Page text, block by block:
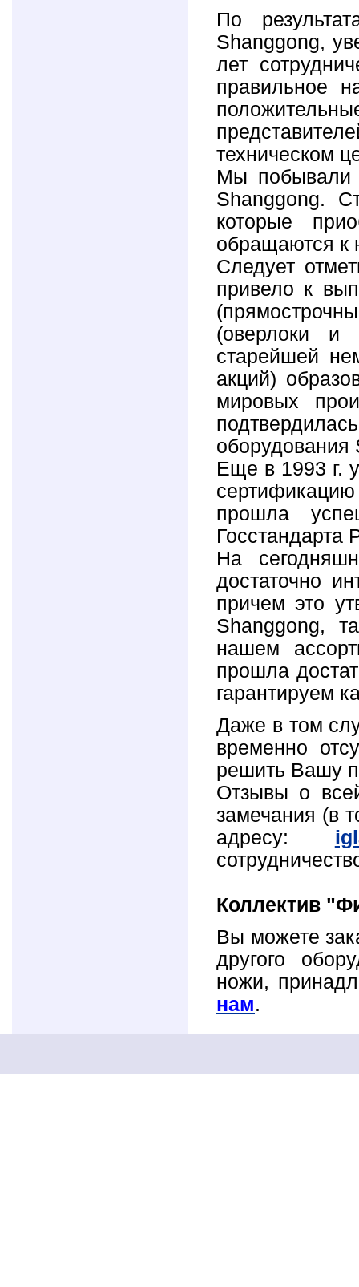
По
Shanggong,
лет
правильное
техническом
Мы побывали
Shanggong.
которые
обращаются к
Следует
привело к
(оверлоки и
старейшей
акций)
мировых
оборудования
Еще в 1993 г.
прошла
Госстандарта
На
достаточно
причем это
Shanggong,
нашем
прошла
гарантируем
Даже в том
временно
решить Вашу
Отзывы о
замечания (в
адресу:
Коллектив
Вы можете
другого
ножи,
нам.